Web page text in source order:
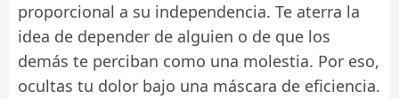
proporcional a su independencia. Te aterra la
idea de depender de alguien o de que los
demás te perciban como una molestia. Por eso,
ocultas tu dolor bajo una máscara de eficiencia.